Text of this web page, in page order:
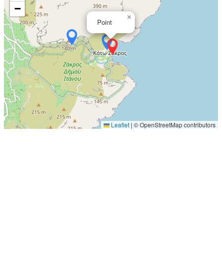
Point
×
−
Leaflet | © OpenStreetMap contributors